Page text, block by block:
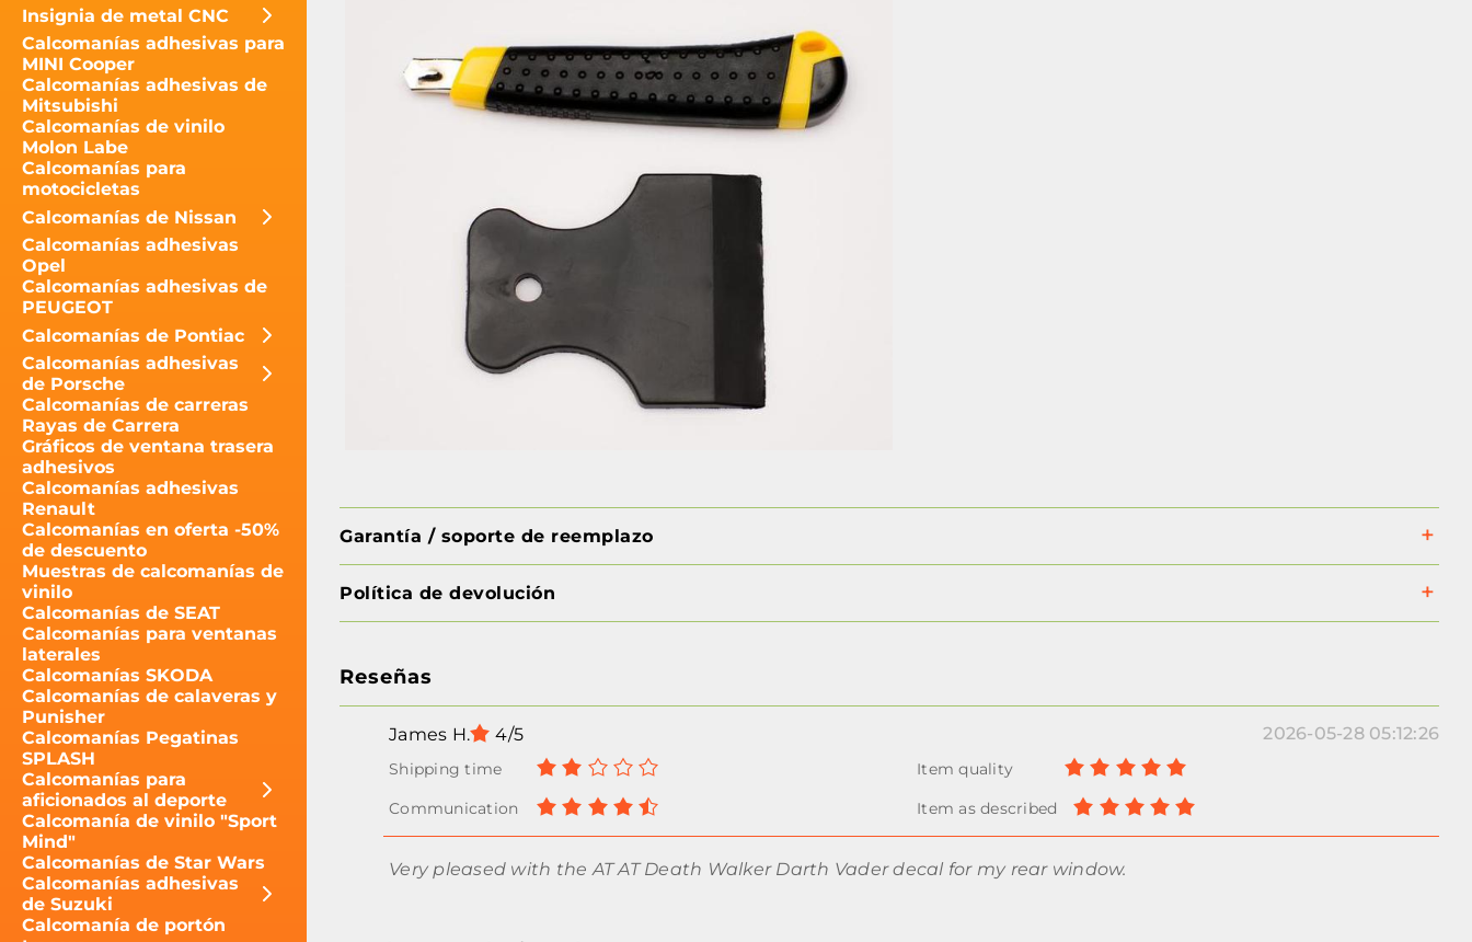
Insignia de metal CNC
Calcomanías adhesivas para
MINI Cooper
Calcomanías adhesivas de
Mitsubishi
Calcomanías de vinilo
Molon Labe
Calcomanías para
motocicletas
Calcomanías de Nissan
Calcomanías adhesivas
Opel
Calcomanías adhesivas de
PEUGEOT
Calcomanías de Pontiac
Calcomanías adhesivas
de Porsche
Calcomanías de carreras
Rayas de Carrera
Gráficos de ventana trasera
adhesivos
Calcomanías adhesivas
Renault
Calcomanías en oferta -50%
de descuento
Muestras de calcomanías de
vinilo
Calcomanías de SEAT
Calcomanías para ventanas
laterales
Calcomanías SKODA
Calcomanías de calaveras y
Punisher
Calcomanías Pegatinas
SPLASH
Calcomanías para
aficionados al deporte
Calcomanía de vinilo "Sport
Mind"
Calcomanías de Star Wars
Calcomanías adhesivas
de Suzuki
Calcomanía de portón
Garantía / soporte de reemplazo
Política de devolución
Reseñas
James H. 4/5 2026-05-28 05:12:26
Very pleased with the AT AT Death Walker Darth Vader decal for my rear window.